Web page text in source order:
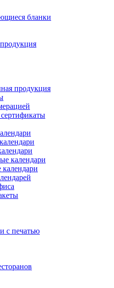
бланки
продукция
календари
с печатью